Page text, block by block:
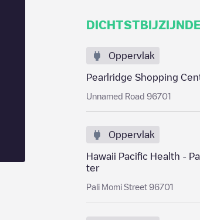
Oppervlak
Pearlridge Shopping
Unnamed Road 96701
Oppervlak
Hawaii Pacific Health -
ter
Pali Momi Street 96701